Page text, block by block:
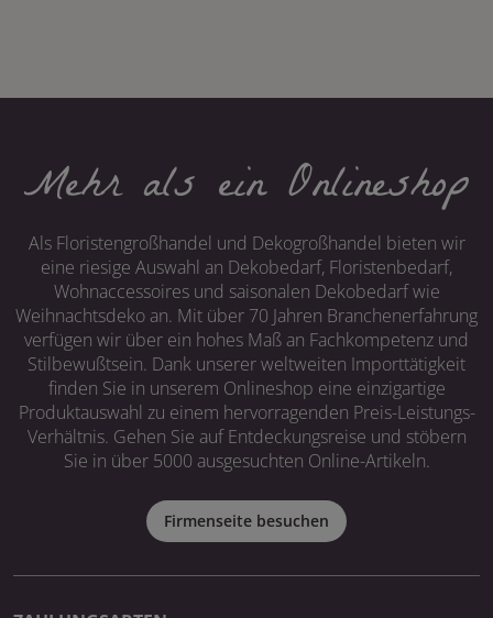
Mehr als ein Onlineshop
Als Floristengroßhandel und Dekogroßhandel bieten wir
eine riesige Auswahl an Dekobedarf, Floristenbedarf,
Wohnaccessoires und saisonalen Dekobedarf wie
Weihnachtsdeko an. Mit über 70 Jahren Branchenerfahrung
verfügen wir über ein hohes Maß an Fachkompetenz und
Stilbewußtsein. Dank unserer weltweiten Importtätigkeit
finden Sie in unserem Onlineshop eine einzigartige
Produktauswahl zu einem hervorragenden Preis-Leistungs-
Verhältnis. Gehen Sie auf Entdeckungsreise und stöbern
Sie in über 5000 ausgesuchten Online-Artikeln.
Firmenseite besuchen